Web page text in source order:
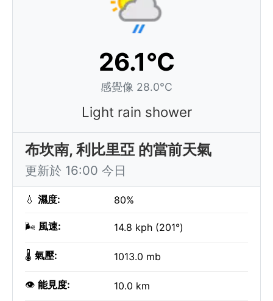
26.1°C
感覺像 28.0°C
Light rain shower
布坎南, 利比里亞 的當前天氣
更新於 16:00 今日
💧 濕度: 80%
🌬️ 風速: 14.8 kph (201°)
🌡️ 氣壓: 1013.0 mb
👁️ 能見度: 10.0 km